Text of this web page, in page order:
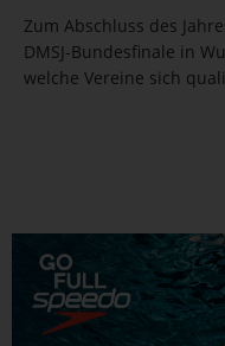
Zum Abschluss des
DMSJ-Bundesfinale in
welche Vereine sich